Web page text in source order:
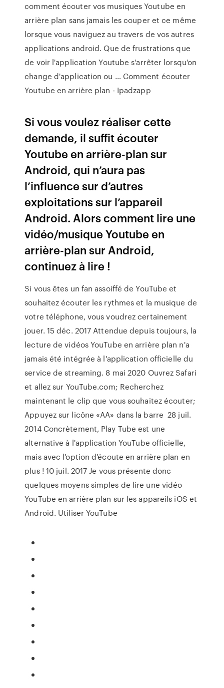
comment écouter vos musiques Youtube en
arrière plan sans jamais les couper et ce même
lorsque vous naviguez au travers de vos autres
applications android. Que de frustrations que
de voir l'application Youtube s'arrêter lorsqu'on
change d'application ou … Comment écouter
Youtube en arrière plan - Ipadzapp
Si vous voulez réaliser cette
demande, il suffit écouter
Youtube en arrière-plan sur
Android, qui n’aura pas
l’influence sur d’autres
exploitations sur l’appareil
Android. Alors comment lire une
vidéo/musique Youtube en
arrière-plan sur Android,
continuez à lire !
Si vous êtes un fan assoiffé de YouTube et
souhaitez écouter les rythmes et la musique de
votre téléphone, vous voudrez certainement
jouer. 15 déc. 2017 Attendue depuis toujours, la
lecture de vidéos YouTube en arrière plan n'a
jamais été intégrée à l'application officielle du
service de streaming. 8 mai 2020 Ouvrez Safari
et allez sur YouTube.com; Recherchez
maintenant le clip que vous souhaitez écouter;
Appuyez sur licône «AA» dans la barre 28 juil.
2014 Concrètement, Play Tube est une
alternative à l'application YouTube officielle,
mais avec l'option d'écoute en arrière plan en
plus ! 10 juil. 2017 Je vous présente donc
quelques moyens simples de lire une vidéo
YouTube en arrière plan sur les appareils iOS et
Android. Utiliser YouTube